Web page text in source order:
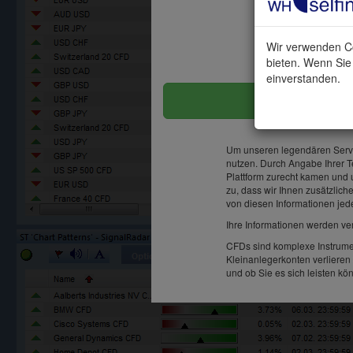
Um unseren legendären
nutzen. Durch Angabe Ihrer
Plattform zurecht kamen
zu, dass wir Ihnen
von diesen Informationen
Ihre Informationen werden
CFDs sind komplexe
Kleinanlegerkonten
und ob Sie es sich leisten
Wir verwenden
bieten. Wenn
einverstanden.